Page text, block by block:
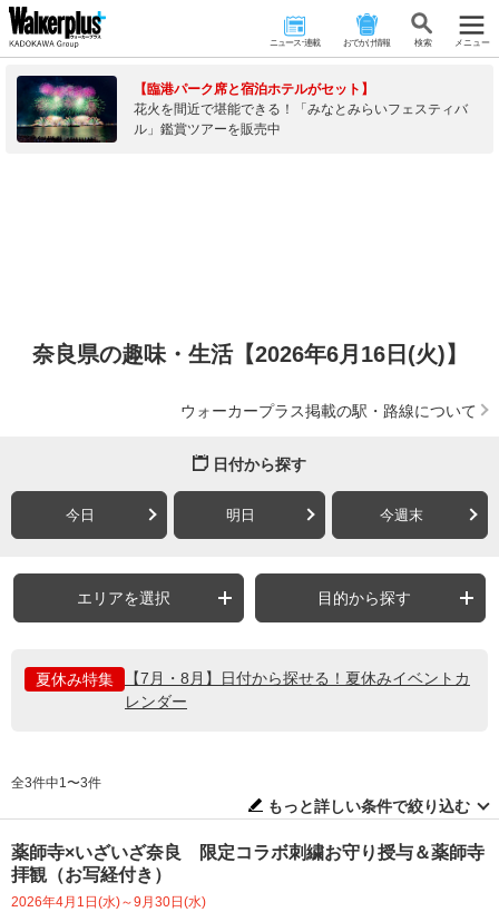
ニュース･連載 おでかけ情報 検 索 メニュー
【臨港パーク席と宿泊ホテルがセット】
花火を間近で堪能できる！「みなとみらいフェスティバ
ル」鑑賞ツアーを販売中
奈良県の趣味・生活【2026年6月16日(火)】
ウォーカープラス掲載の駅・路線について
日付から探す
今日 明日 今週末
エリアを選択 目的から探す
夏休み特集
【7月・8月】日付から探せる！夏休みイベントカ
レンダー
全3件中1〜3件
もっと詳しい条件で絞り込む
薬師寺×いざいざ奈良 限定コラボ刺繍お守り授与＆薬師寺
拝観（お写経付き）
2026年4月1日(水)～9月30日(水)